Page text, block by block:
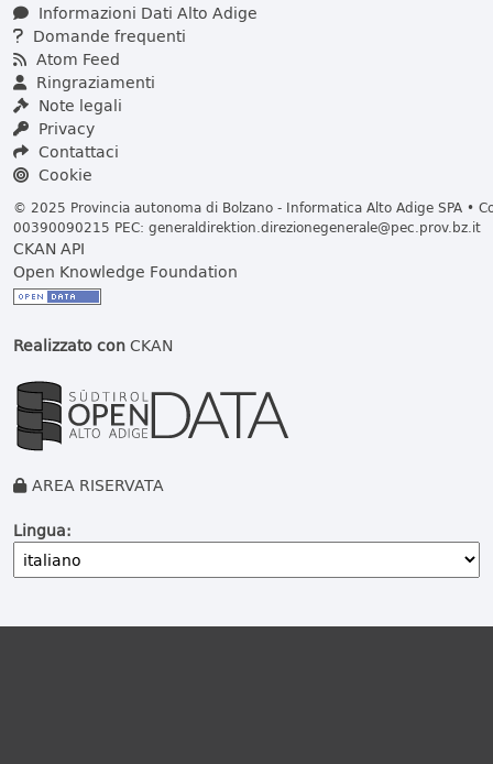
Informazioni Dati Alto Adige
Domande frequenti
Atom Feed
Ringraziamenti
Note legali
Privacy
Contattaci
Cookie
© 2025 Provincia autonoma di Bolzano - Informatica Alto Adige SPA •
00390090215 PEC: generaldirektion.direzionegenerale@pec.prov.bz.it
CKAN API
Open Knowledge Foundation
Realizzato conCKAN
AREA RISERVATA
Lingua